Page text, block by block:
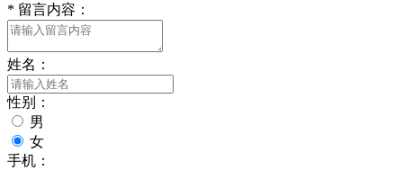
* 留言内容：
姓名：
性别：
男
女
手机：